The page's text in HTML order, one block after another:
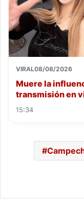
VIRAL08/08/2026
Muere la
transmisión en
15:34